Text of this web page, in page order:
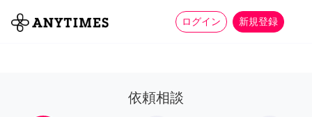
ログイン 新規登録
全て 家事 more_horiz
依頼相談